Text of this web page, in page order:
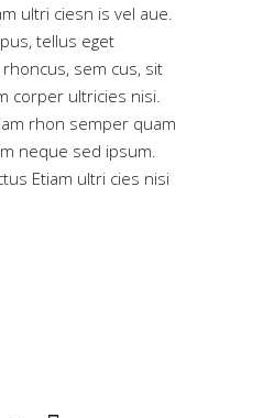
ultri ciesn is vel aue.
tellus eget
sem cus, sit
corper ultricies nisi.
rhon semper quam
neque sed ipsum.
Etiam ultri cies nisi